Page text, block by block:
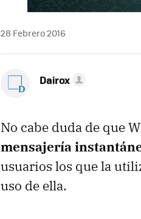
28 Febrero 2016
Dairox
No cabe duda de que
mensajería
usuarios los que la
uso de ella.